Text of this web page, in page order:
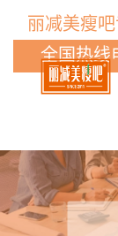
丽减美瘦
全国热线